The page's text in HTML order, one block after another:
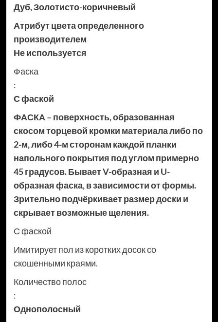
Дуб,Золотисто-коричневый
Атрибут цвета определенного
производителем
Не используется
Фаска
:
С фаской
ФАСКА – поверхность, образованная
скосом торцевой кромки материала либо по
2-м, либо 4-м сторонам каждой планки
напольного покрытия под углом примерно
45 градусов. Бывает V-образная и U-
образная фаска, в зависимости от формы.
Зрительно подчёркивает размер доски и
скрывает возможные щеления.
С фаской
Имитирует пол из коротких досок со
скошенными краями.
Количество полос
:
Однополосный